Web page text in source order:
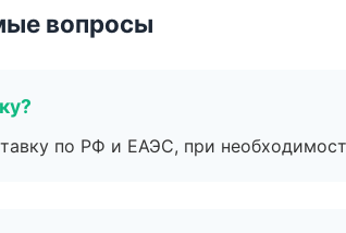
вопросы
по РФ и ЕАЭС, при